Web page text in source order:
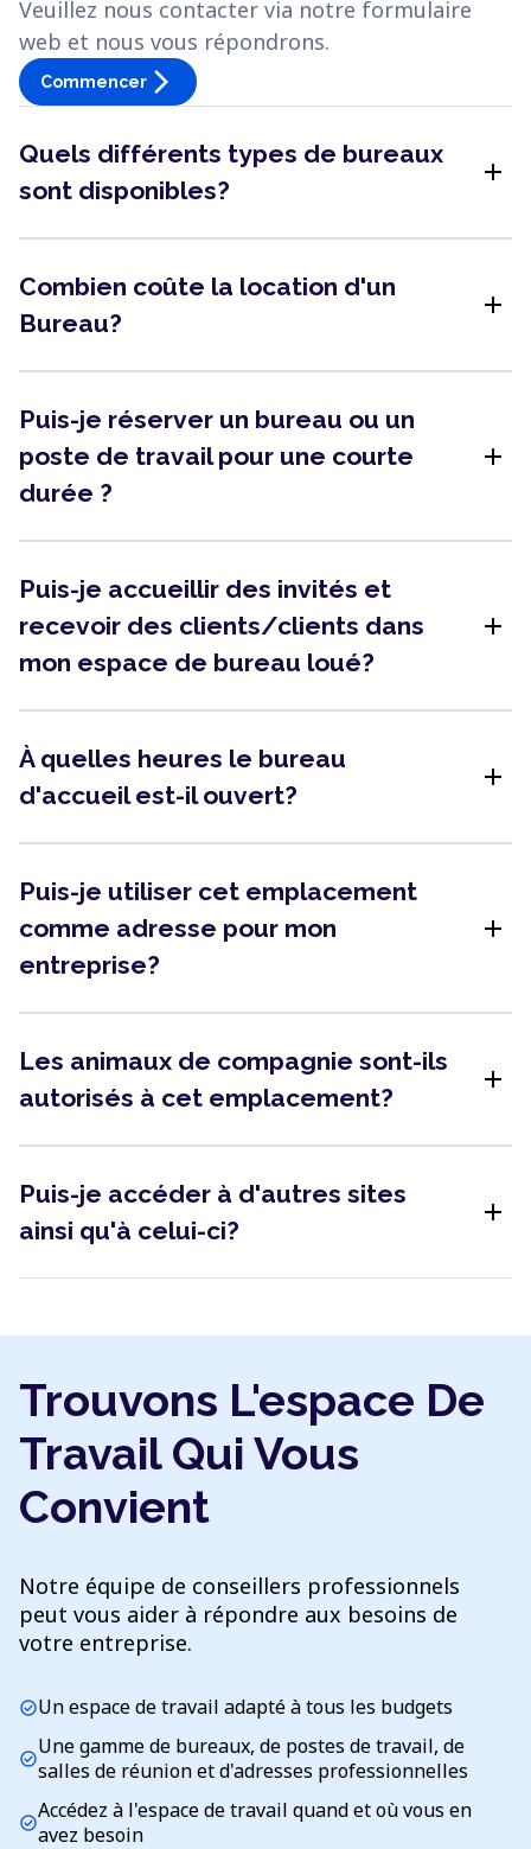
Veuillez nous contacter via notre formulaire
web et nous vous répondrons.
Commencer arrow_forward_ios
Quels différents types de bureaux
sont disponibles?
add
Combien coûte la location d'un
Bureau?
add
Puis-je réserver un bureau ou un
poste de travail pour une courte
durée ?
add
Puis-je accueillir des invités et
recevoir des clients/clients dans
mon espace de bureau loué?
add
À quelles heures le bureau
d'accueil est-il ouvert?
add
Puis-je utiliser cet emplacement
comme adresse pour mon
entreprise?
add
Les animaux de compagnie sont-ils
autorisés à cet emplacement?
add
Puis-je accéder à d'autres sites
ainsi qu'à celui-ci?
add
Trouvons L'espace De
Travail Qui Vous
Convient
Notre équipe de conseillers professionnels
peut vous aider à répondre aux besoins de
votre entreprise.
check_circleUn espace de travail adapté à tous les budgets
check_circleUne gamme de bureaux, de postes de travail, de
salles de réunion et d'adresses professionnelles
check_circleAccédez à l'espace de travail quand et où vous en
avez besoin